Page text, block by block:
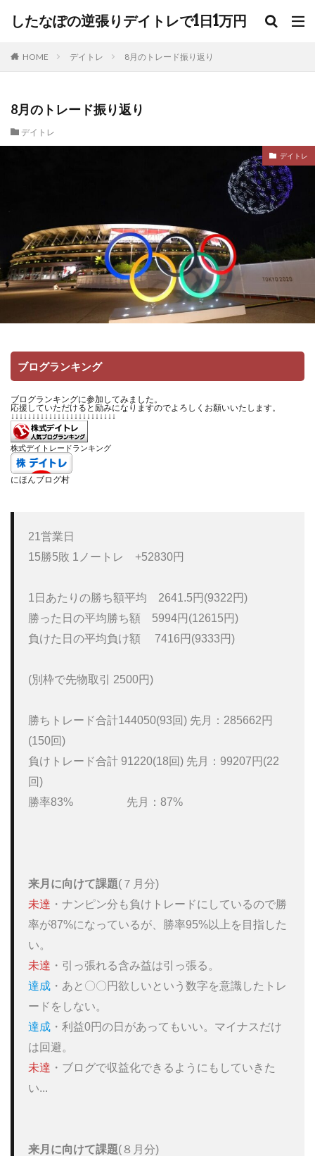
したなぽの逆張りデイトレで1日1万円
HOME デイトレ 8月のトレード振り返り
8月のトレード振り返り
デイトレ
デイトレ
ブログランキング
ブログランキングに参加してみました。
応援していただけると励みになりますのでよろしくお願いいたします。
↓↓↓↓↓↓↓↓↓↓↓↓↓↓↓↓↓↓↓↓↓↓↓↓↓
株式デイトレードランキング
にほんブログ村
21営業日
15勝5敗 1ノートレ　+52830円
1日あたりの勝ち額平均　2641.5円(9322円)
勝った日の平均勝ち額　5994円(12615円)
負けた日の平均負け額　 7416円(9333円)
(別枠で先物取引 2500円)
勝ちトレード合計144050(93回) 先月：285662円
(150回)
負けトレード合計 91220(18回) 先月：99207円(22
回)
勝率83%                   先月：87%
来月に向けて課題
未達 ・ナンピン分も負けトレードにしているので勝
率が87%になっているが、勝率95%以上を目指した
未達
達成 ・あと〇〇円欲しいという数字を意識したトレ
達成 ・利益0円の日があってもいい。マイナスだけ
未達 ・ブログで収益化できるようにもしていきた
い...
来月に向けて課題(８月分)